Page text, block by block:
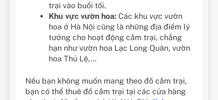
trại vào buổi tối.
Khu vực vườn hoa: Các khu vực vườn
hoa ở Hà Nội cũng là những địa điểm lý
tưởng cho hoạt động cắm trại, chẳng
hạn như vườn hoa Lạc Long Quân, vườn
hoa Thủ Lệ,…
Nếu bạn không muốn mang theo đồ cắm trại,
bạn có thể thuê đồ cắm trại tại các cửa hàng